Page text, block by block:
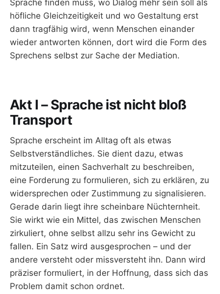
Sprache finden muss, wo Dialog mehr sein soll als
höfliche Gleichzeitigkeit und wo Gestaltung erst
dann tragfähig wird, wenn Menschen einander
wieder antworten können, dort wird die Form des
Sprechens selbst zur Sache der Mediation.
Akt I – Sprache ist nicht bloß
Transport
Sprache erscheint im Alltag oft als etwas
Selbstverständliches. Sie dient dazu, etwas
mitzuteilen, einen Sachverhalt zu beschreiben,
eine Forderung zu formulieren, sich zu erklären, zu
widersprechen oder Zustimmung zu signalisieren.
Gerade darin liegt ihre scheinbare Nüchternheit.
Sie wirkt wie ein Mittel, das zwischen Menschen
zirkuliert, ohne selbst allzu sehr ins Gewicht zu
fallen. Ein Satz wird ausgesprochen – und der
andere versteht oder missversteht ihn. Dann wird
präziser formuliert, in der Hoffnung, dass sich das
Problem damit schon ordnet.